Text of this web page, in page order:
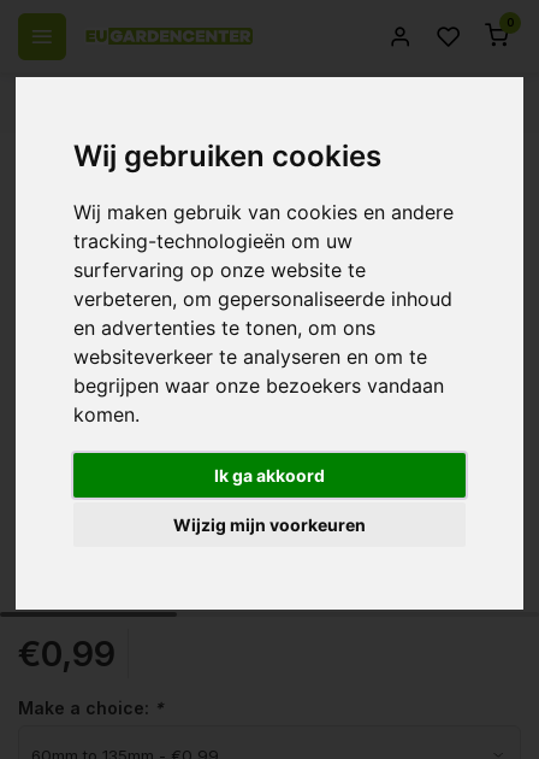
Wij gebruiken cookies
Wij maken gebruik van cookies en andere
tracking-technologieën om uw
surfervaring op onze website te
verbeteren, om gepersonaliseerde inhoud
en advertenties te tonen, om ons
websiteverkeer te analyseren en om te
begrijpen waar onze bezoekers vandaan
komen.
Ik ga akkoord
Wijzig mijn voorkeuren
0
Back
Metal quick clamp / hose clamp
0/10 (0 Reviews) Compare
€0,99
Make a choice: *